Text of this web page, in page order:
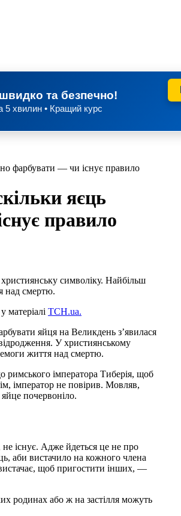
та безпечно!
5 хвилин • Кращий курс
фарбувати — чи існує правило
яєць
правило
символіку. Найбільш
над смертю.
матеріалі ТСН.ua.
яйця на Великдень з’явилася
У християнському
життя над смертю.
римського імператора Тиберія, щоб
імператор не повірив. Мовляв,
почервоніло.
не існує. Адже йдеться це не про
аби вистачило на кожного члена
щоб пригостити інших, —
родинах або ж на застілля можуть